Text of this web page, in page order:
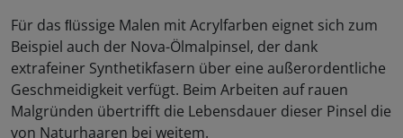
Für das ﬂüssige Malen mit Acrylfarben eignet sich zum
Beispiel auch der Nova-Ölmalpinsel, der dank
extrafeiner Synthetikfasern über eine außerordentliche
Geschmeidigkeit verfügt. Beim Arbeiten auf rauen
Malgründen übertrifft die Lebensdauer dieser Pinsel die
von Naturhaaren bei weitem.